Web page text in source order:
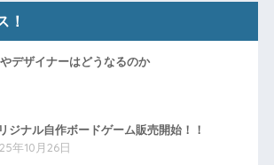
！
デザイナーはどうなるのか
ジナル自作ボードゲーム販売開始！！
年10月26日